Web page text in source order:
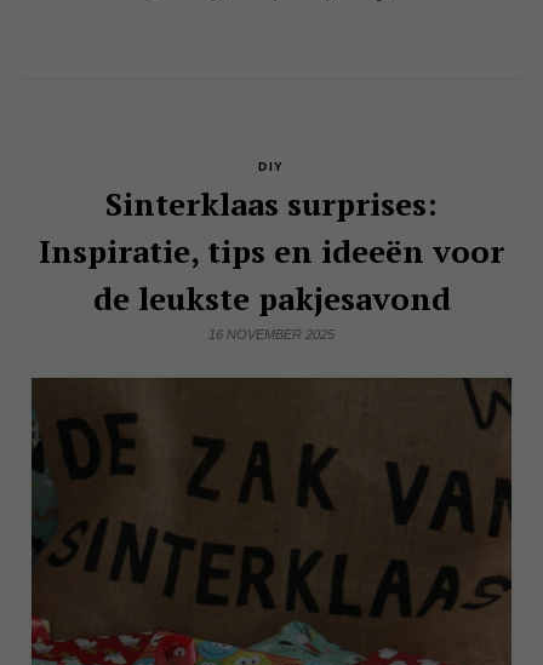
DIY
Sinterklaas surprises:
Inspiratie, tips en ideeën voor
de leukste pakjesavond
16 NOVEMBER 2025